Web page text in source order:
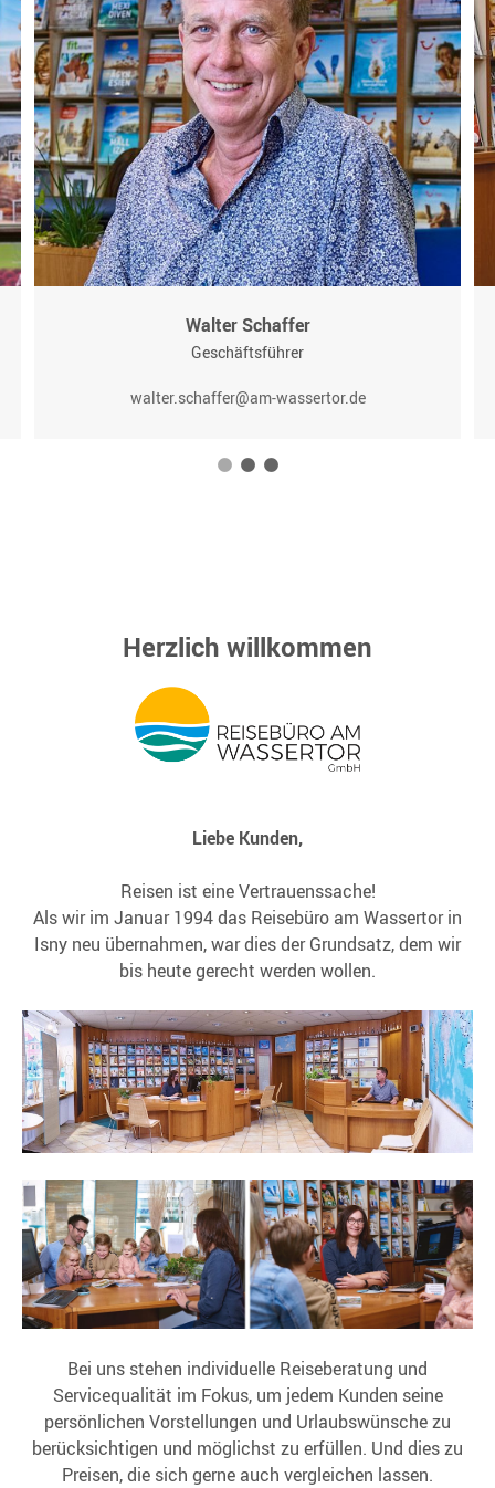
Walter Schaffer
Geschäftsführer
walter.schaffer@am-wassertor.de
1 2 3
Herzlich willkommen
Liebe Kunden,
Reisen ist eine Vertrauenssache!
Als wir im Januar 1994 das Reisebüro am Wassertor in
Isny neu übernahmen, war dies der Grundsatz, dem wir
bis heute gerecht werden wollen.
Bei uns stehen individuelle Reiseberatung und
Servicequalität im Fokus, um jedem Kunden seine
persönlichen Vorstellungen und Urlaubswünsche zu
berücksichtigen und möglichst zu erfüllen. Und dies zu
Preisen, die sich gerne auch vergleichen lassen.